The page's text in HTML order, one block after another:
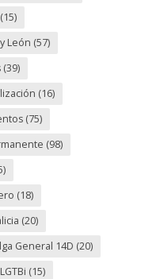
(15)
León (57)
(39)
(16)
(75)
(98)
(18)
(20)
General 14D (20)
LGTBi (15)